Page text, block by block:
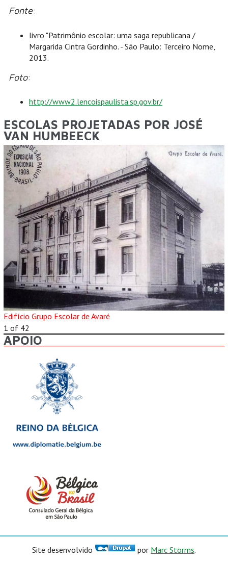
Fonte:
livro "Patrimônio escolar: uma saga republicana /
Margarida Cintra Gordinho. - São Paulo: Terceiro Nome,
2013.
Foto:
http://www2.lencoispaulista.sp.gov.br/
ESCOLAS PROJETADAS POR JOSÉ
VAN HUMBEECK
Edifício Grupo Escolar de Avaré
1 of 42
APOIO
Site desenvolvido por Marc Storms.